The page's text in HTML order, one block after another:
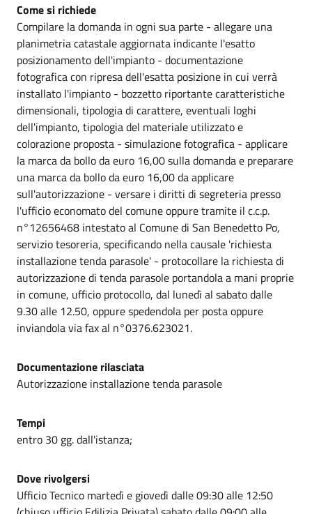
Come si richiede
Compilare la domanda in ogni sua parte - allegare una
planimetria catastale aggiornata indicante l'esatto
posizionamento dell'impianto - documentazione
fotografica con ripresa dell'esatta posizione in cui verrà
installato l'impianto - bozzetto riportante caratteristiche
dimensionali, tipologia di carattere, eventuali loghi
dell'impianto, tipologia del materiale utilizzato e
colorazione proposta - simulazione fotografica - applicare
la marca da bollo da euro 16,00 sulla domanda e preparare
una marca da bollo da euro 16,00 da applicare
sull'autorizzazione - versare i diritti di segreteria presso
l'ufficio economato del comune oppure tramite il c.c.p.
n°12656468 intestato al Comune di San Benedetto Po,
servizio tesoreria, specificando nella causale 'richiesta
installazione tenda parasole' - protocollare la richiesta di
autorizzazione di tenda parasole portandola a mani proprie
in comune, ufficio protocollo, dal lunedì al sabato dalle
9.30 alle 12.50, oppure spedendola per posta oppure
inviandola via fax al n°0376.623021.
Documentazione rilasciata
Autorizzazione installazione tenda parasole
Tempi
entro 30 gg. dall'istanza;
Dove rivolgersi
Ufficio Tecnico martedì e giovedì dalle 09:30 alle 12:50